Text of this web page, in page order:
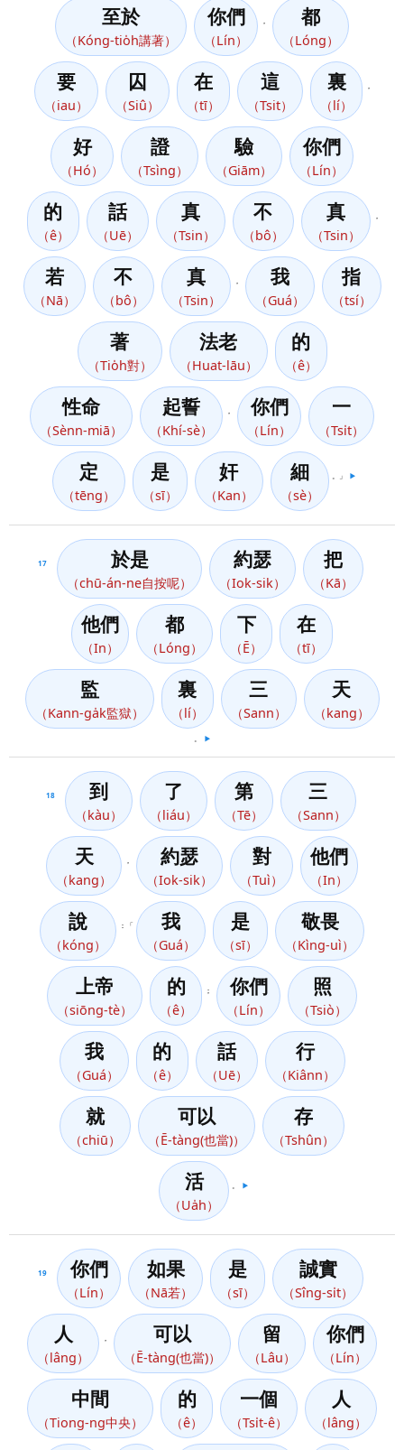
至於
（Kóng-tio̍h講著）
你們
（Lín）
都
（Lóng）
要
（iau）
囚
（Siû）
在
（tī）
這
（Tsit）
裏
（lí）
好
（Hó）
證
（Tsìng）
驗
（Giām）
你們
（Lín）
的
（ê）
話
（Uē）
真
（Tsin）
不
（bô）
真
（Tsin）
若
（Nā）
不
（bô）
真
（Tsin）
我
（Guá）
指
（tsí）
著
（Tio̍h對）
法老
（Huat-lāu）
的
（ê）
性命
（Sènn-miā）
起誓
（Khí-sè）
你們
（Lín）
一
（Tsi̍t）
定
（tēng）
是
（sī）
奸
（Kan）
細
（sè）
。」 ▶️
17 於是
（chū-án-ne自按呢）
約瑟
（Iok-sik）
把
（Kā）
他們
（In）
都
（Lóng）
下
（Ē）
在
（tī）
監
（Kann-ga̍k監獄）
裏
（lí）
三
（Sann）
天
（kang）
▶️
18 到
（kàu）
了
（liáu）
第
（Tē）
三
（Sann）
天
（kang）
約瑟
（Iok-sik）
對
（Tuì）
他們
（In）
說
（kóng）
：「 我
（Guá）
是
（sī）
敬畏
（Kìng-uì）
上帝
（siōng-tè）
的
（ê）
； 你們
（Lín）
照
（Tsiò）
我
（Guá）
的
（ê）
話
（Uē）
行
（Kiânn）
就
（chiū）
可以
（Ē-tàng(也當)）
存
（Tshûn）
活
（Ua̍h）
▶️
19 你們
（Lín）
如果
（Nā若）
是
（sī）
誠實
（Sîng-si̍t）
人
（lâng）
可以
（Ē-tàng(也當)）
留
（Lâu）
你們
（Lín）
中間
（Tiong-ng中央）
的
（ê）
一個
（Tsi̍t-ê）
人
（lâng）